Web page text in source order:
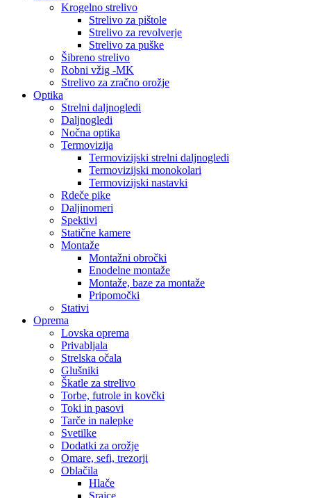
Krogelno strelivo
Strelivo za pištole
Strelivo za revolverje
Strelivo za puške
Šibreno strelivo
Robni vžig -MK
Strelivo za zračno orožje
Optika
Strelni daljnogledi
Daljnogledi
Nočna optika
Termovizija
Termovizijski strelni daljnogledi
Termovizijski monokolari
Termovizijski nastavki
Rdeče pike
Daljinomeri
Spektivi
Statične kamere
Montaže
Montažni obročki
Enodelne montaže
Montaže, baze za montaže
Pripomočki
Stativi
Oprema
Lovska oprema
Privabljala
Strelska očala
Glušniki
Škatle za strelivo
Torbe, futrole in kovčki
Toki in pasovi
Tarče in nalepke
Svetilke
Dodatki za orožje
Omare, sefi, trezorji
Oblačila
Hlače
Srajce